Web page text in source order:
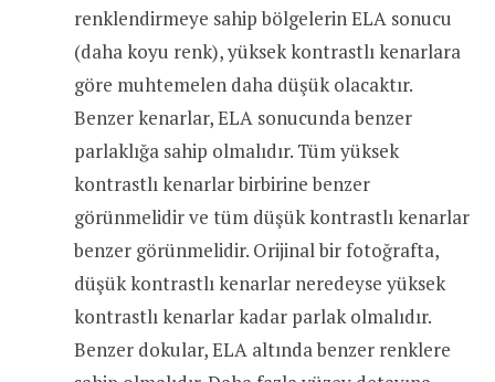
renklendirmeye sahip bölgelerin ELA sonucu
(daha koyu renk), yüksek kontrastlı kenarlara
göre muhtemelen daha düşük olacaktır.
Benzer kenarlar, ELA sonucunda benzer
parlaklığa sahip olmalıdır. Tüm yüksek
kontrastlı kenarlar birbirine benzer
görünmelidir ve tüm düşük kontrastlı kenarlar
benzer görünmelidir. Orijinal bir fotoğrafta,
düşük kontrastlı kenarlar neredeyse yüksek
kontrastlı kenarlar kadar parlak olmalıdır.
Benzer dokular, ELA altında benzer renklere